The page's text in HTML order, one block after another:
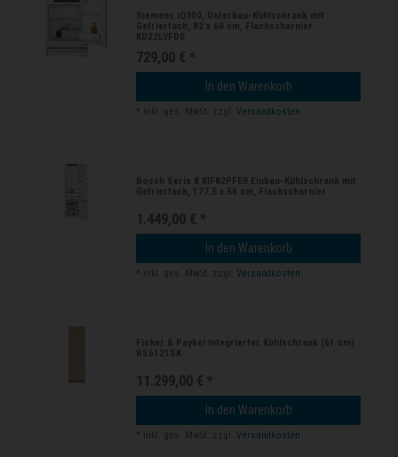
Siemens iQ300, Unterbau-Kühlschrank mit
Gefrierfach, 82 x 60 cm, Flachscharnier
KU22LVFD0
729,00 € *
In den Warenkorb
* inkl. ges. MwSt. zzgl.Versandkosten
Bosch Serie 8 KIF82PFE0 Einbau-Kühlschrank mit
Gefrierfach, 177.5 x 56 cm, Flachscharnier
1.449,00 € *
In den Warenkorb
* inkl. ges. MwSt. zzgl.Versandkosten
Fisher & Paykel Integrierter Kühlschrank (61 cm)
RS6121SK
11.299,00 € *
In den Warenkorb
* inkl. ges. MwSt. zzgl.Versandkosten